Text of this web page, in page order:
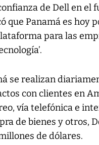
de Dell en el
que Panamá es hoy
para las
se realizan
con clientes en
vía telefónica e
de bienes y otros,
de dólares.